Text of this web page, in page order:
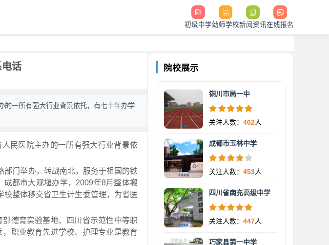
初级中学幼师学校新闻资讯在线报名
话
的一所有强大行业背景依托，有七十年办学
民医院主办的一所有强大行业背景依
门举办，转战南北，服务于祖国的铁
都市大观堰办学，2009年8月整体搬
整体移交省卫生计生委管理，为省医
德育实验基地、四川省示范性中等职
职业教育先进学校、护理专业是教育
院校展示
铜川市局一中
关注人数： 402人
成都市玉林中学
关注人数： 453人
四川省南充高级中学
关注人数： 447人
巧家县第一中学